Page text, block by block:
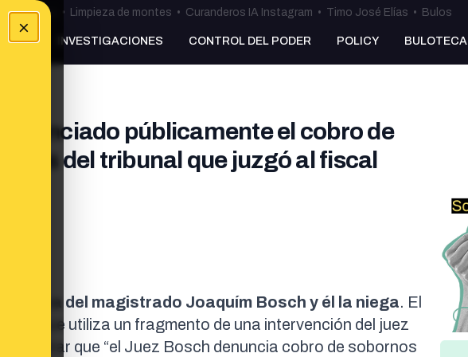
×
Ceuta • Limpieza de montes • Curanderos IA Instagram • Timo José Elías • Bulos
INVESTIGACIONES CONTROL DEL PODER POLICY BULOTECA
públicamente el cobro de
del tribunal que juzgó al fiscal
del magistrado Joaquím Bosch y él la niega. El
que utiliza un fragmento de una intervención del juez
asegurar que “el Juez Bosch denuncia cobro de sobornos